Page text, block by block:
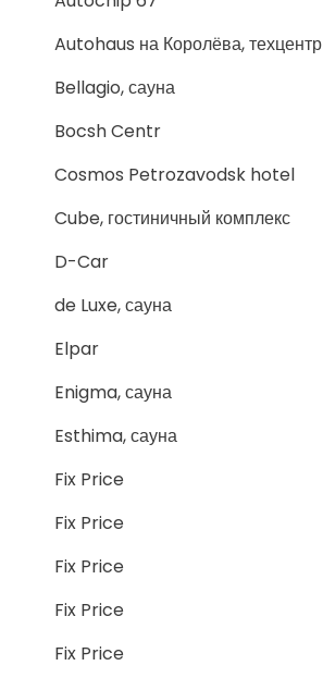
Autohaus на Королёва, техцентр
Bellagio, сауна
Bocsh Centr
Cosmos Petrozavodsk hotel
Cube, гостиничный комплекс
D-Car
de Luxe, сауна
Elpar
Enigma, сауна
Esthima, сауна
Fix Price
Fix Price
Fix Price
Fix Price
Fix Price